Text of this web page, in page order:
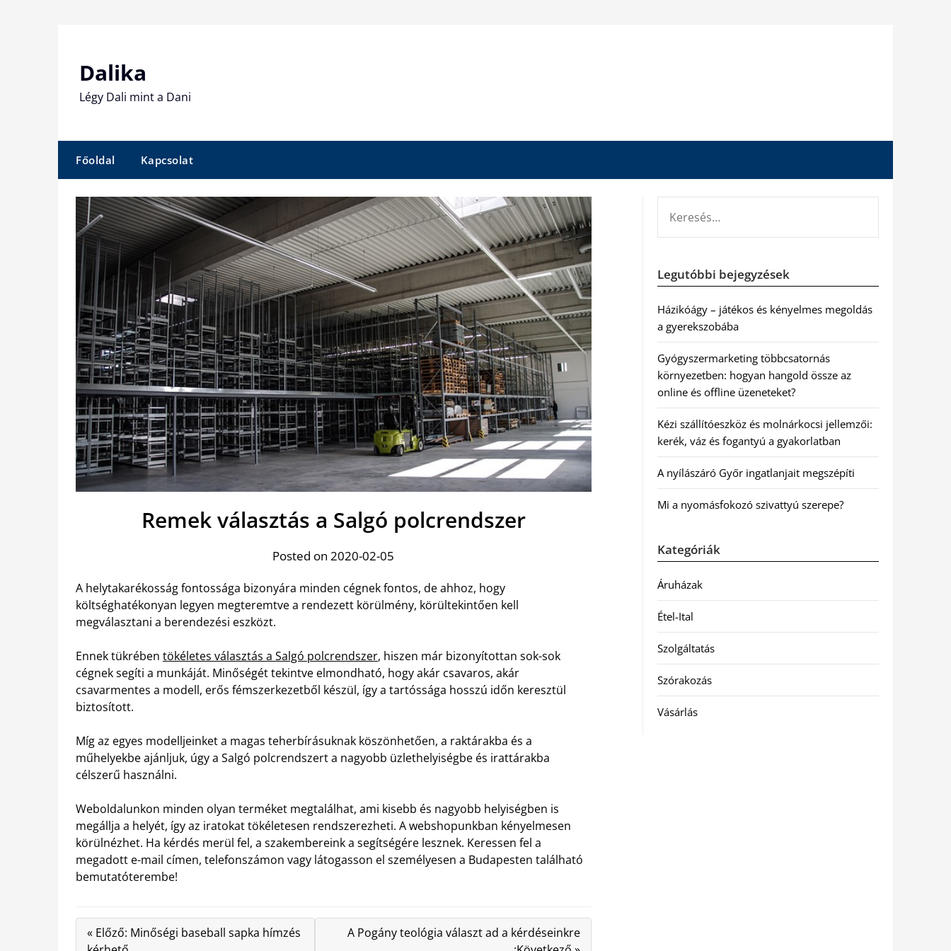
Dalika
Légy Dali mint a Dani
Főoldal Kapcsolat
Remek választás a Salgó polcrendszer
Posted on 2020-02-05
A helytakarékosság fontossága bizonyára minden cégnek fontos, de ahhoz, hogy
költséghatékonyan legyen megteremtve a rendezett körülmény, körültekintően kell
megválasztani a berendezési eszközt.
Ennek tükrében tökéletes választás a Salgó polcrendszer, hiszen már bizonyítottan sok-sok
cégnek segíti a munkáját. Minőségét tekintve elmondható, hogy akár csavaros, akár
csavarmentes a modell, erős fémszerkezetből készül, így a tartóssága hosszú időn keresztül
biztosított.
Míg az egyes modelljeinket a magas teherbírásuknak köszönhetően, a raktárakba és a
műhelyekbe ajánljuk, úgy a Salgó polcrendszert a nagyobb üzlethelyiségbe és irattárakba
célszerű használni.
Weboldalunkon minden olyan terméket megtalálhat, ami kisebb és nagyobb helyiségben is
megállja a helyét, így az iratokat tökéletesen rendszerezheti. A webshopunkban kényelmesen
körülnézhet. Ha kérdés merül fel, a szakembereink a segítségére lesznek. Keressen fel a
megadott e-mail címen, telefonszámon vagy látogasson el személyesen a Budapesten található
bemutatóterembe!
« Előző: Minőségi baseball sapka hímzés
A Pogány teológia választ ad a kérdéseinkre
Legutóbbi bejegyzések
Házikóágy – játékos és kényelmes megoldás
a gyerekszobába
Gyógyszermarketing többcsatornás
környezetben: hogyan hangold össze az
online és offline üzeneteket?
Kézi szállítóeszköz és molnárkocsi jellemzői:
kerék, váz és fogantyú a gyakorlatban
A nyílászáró Győr ingatlanjait megszépíti
Mi a nyomásfokozó szivattyú szerepe?
Kategóriák
Áruházak
Étel-Ital
Szolgáltatás
Szórakozás
Vásárlás